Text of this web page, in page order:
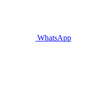
WhatsApp